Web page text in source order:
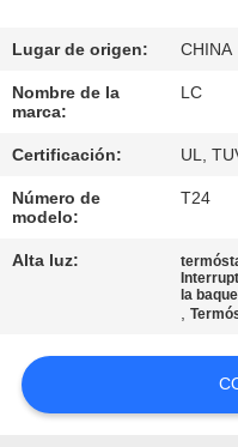
FÁBRICA
CONTROL
DE
CALIDAD
ÉNTRENOS
CONTACTO
CON
Lugar de origen: CHINA
Nombre de la
marca:
LC
Certificación: UL,
Número de
modelo:
T24
Alta luz:
la
,